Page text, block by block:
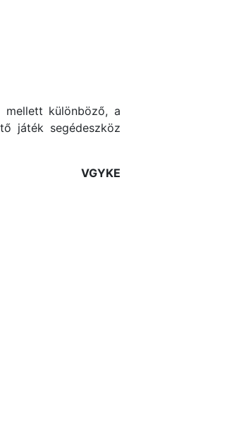
mellett különböző, a
játék segédeszköz
VGYKE